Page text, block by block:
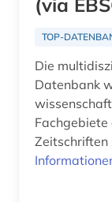
bundesanstalt für arbeitsschutz und
care (1)
caritas (1)
(via
TOP-
Die
Datenbank
Fachgebiete
Zeitschriften